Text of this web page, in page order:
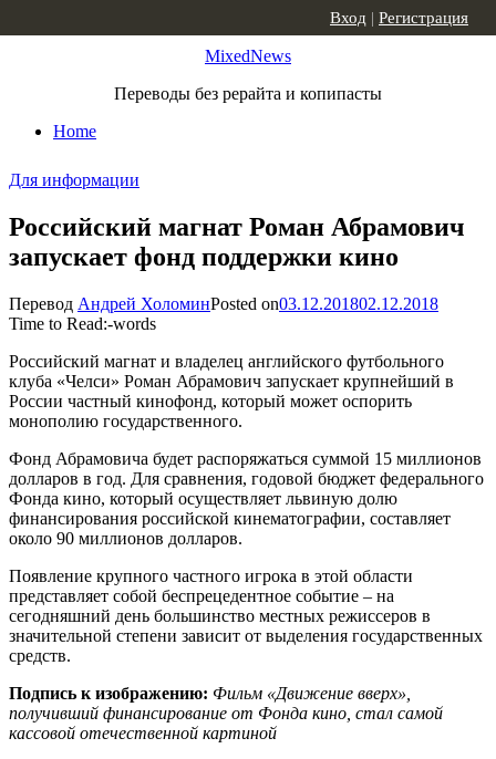
MixedNews
Переводы без рерайта и копипасты
Home
Вход | Регистрация
Для информации
Российский магнат Роман Абрамович
запускает фонд поддержки кино
Перевод Андрей ХоломинPosted on03.12.201802.12.2018
Time to Read:-words
Российский магнат и владелец английского футбольного
клуба «Челси» Роман Абрамович запускает крупнейший в
России частный кинофонд, который может оспорить
монополию государственного.
Фонд Абрамовича будет распоряжаться суммой 15 миллионов
долларов в год. Для сравнения, годовой бюджет федерального
Фонда кино, который осуществляет львиную долю
финансирования российской кинематографии, составляет
около 90 миллионов долларов.
Появление крупного частного игрока в этой области
представляет собой беспрецедентное событие – на
сегодняшний день большинство местных режиссеров в
значительной степени зависит от выделения государственных
средств.
Подпись к изображению: Фильм «Движение вверх»,
получивший финансирование от Фонда кино, стал самой
кассовой отечественной картиной